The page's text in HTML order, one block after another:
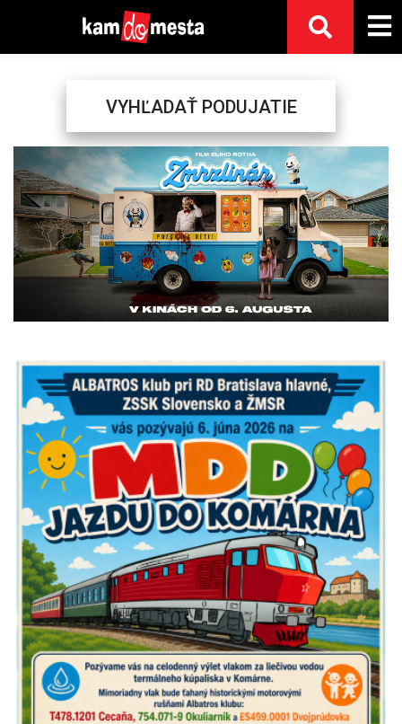
VYHĽADAŤ PODUJATIE
Previous Next